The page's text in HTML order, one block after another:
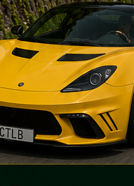
31 à
A la
pour